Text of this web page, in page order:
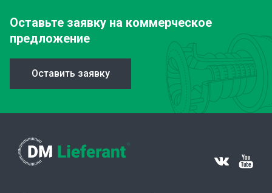
Оставьте заявку на коммерческое
предложение
Оставить заявку